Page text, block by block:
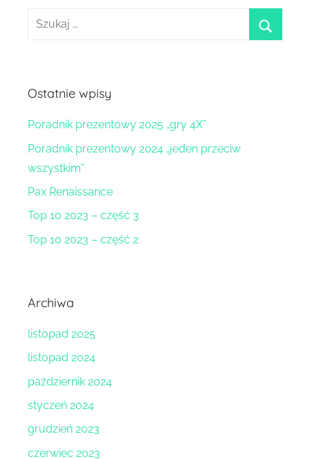
Szukaj:
Ostatnie wpisy
Poradnik prezentowy 2025 „gry 4X”
Poradnik prezentowy 2024 „jeden przeciw
wszystkim”
Pax Renaissance
Top 10 2023 – część 3
Top 10 2023 – część 2
Archiwa
listopad 2025
listopad 2024
październik 2024
styczeń 2024
grudzień 2023
czerwiec 2023